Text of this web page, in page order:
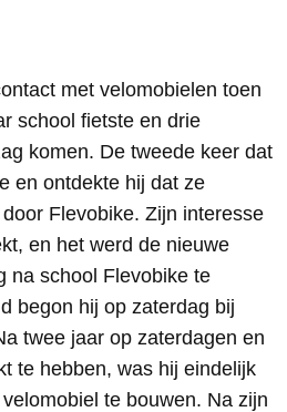
met velomobielen toen
school fietste en drie
komen. De tweede keer dat
en ontdekte hij dat ze
Flevobike. Zijn interesse
en het werd de nieuwe
na school Flevobike te
begon hij op zaterdag bij
twee jaar op zaterdagen en
te hebben, was hij eindelijk
te bouwen. Na zijn